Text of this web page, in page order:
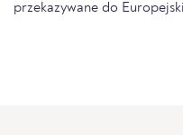
przekazywane do